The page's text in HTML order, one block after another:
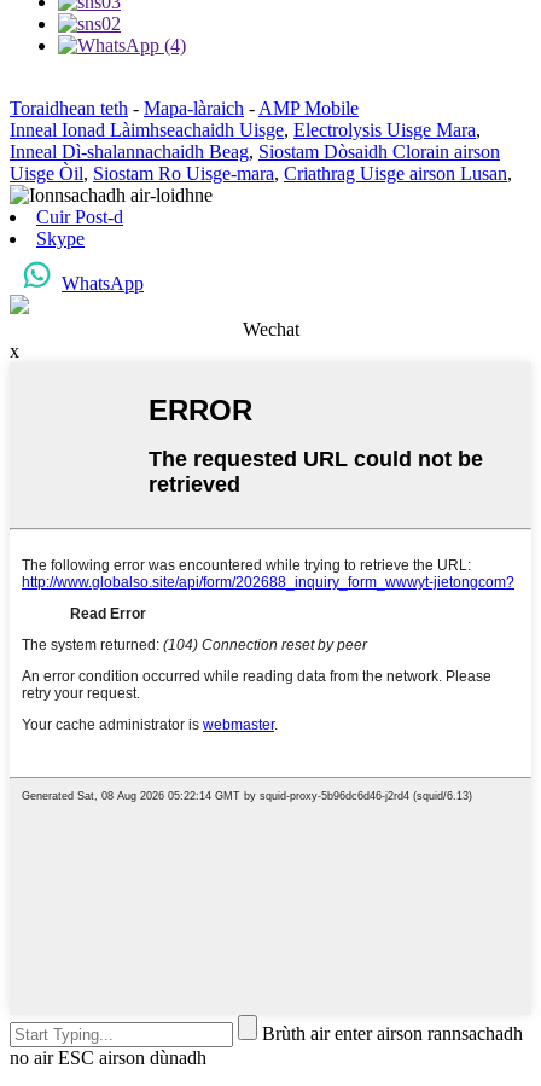
Toraidhean teth - Mapa-làraich - AMP Mobile
Inneal Ionad Làimhseachaidh Uisge, Electrolysis Uisge Mara,
Inneal Dì-shalannachaidh Beag, Siostam Dòsaidh Clorain airson
Uisge Òil, Siostam Ro Uisge-mara, Criathrag Uisge airson Lusan,
Cuir Post-d
Skype
WhatsApp
Wechat
x
Brùth air enter airson rannsachadh
no air ESC airson dùnadh